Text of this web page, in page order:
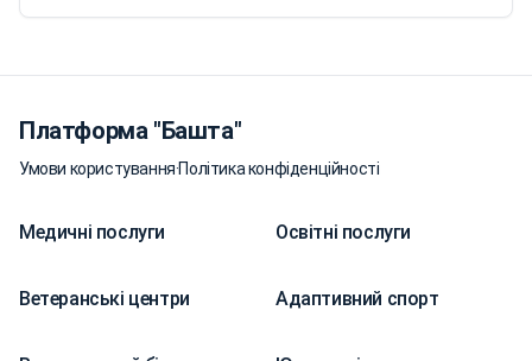
Платформа "Башта"
Умови користування·Політика конфіденційності
Медичні послуги Освітні послуги
Ветеранські центри Адаптивний спорт